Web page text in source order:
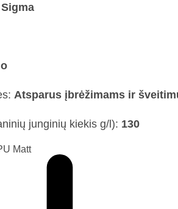
Sigma
Atsparus įbrėžimams ir
junginių kiekis g/l): 130
Matt